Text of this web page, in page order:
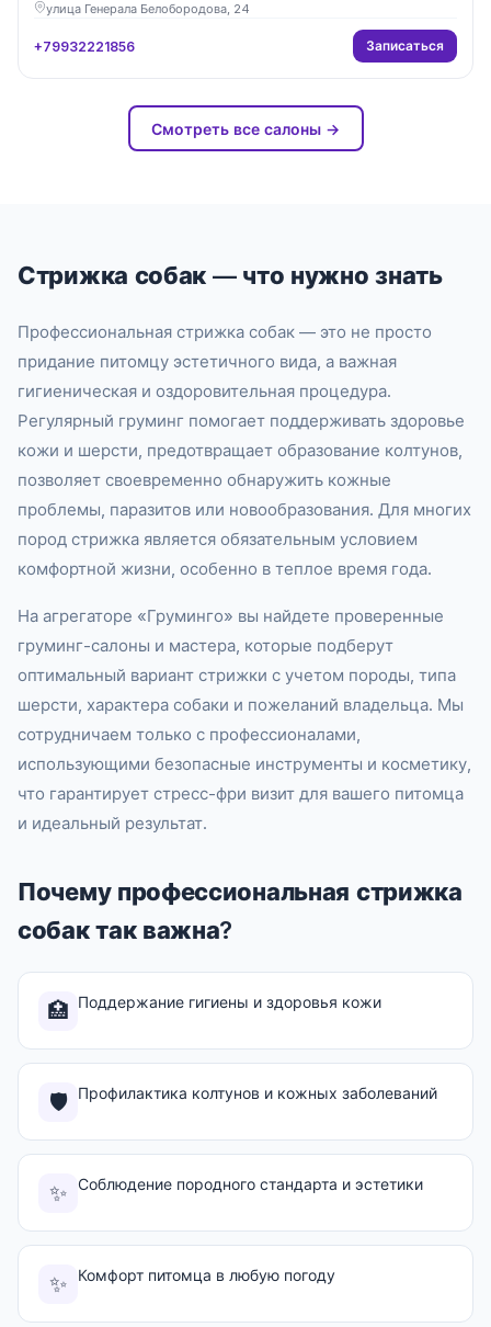
улица Генерала Белобородова, 24
+79932221856 Записаться
Смотреть все салоны →
Стрижка собак — что нужно знать
Профессиональная стрижка собак — это не просто
придание питомцу эстетичного вида, а важная
гигиеническая и оздоровительная процедура.
Регулярный груминг помогает поддерживать здоровье
кожи и шерсти, предотвращает образование колтунов,
позволяет своевременно обнаружить кожные
проблемы, паразитов или новообразования. Для многих
пород стрижка является обязательным условием
комфортной жизни, особенно в теплое время года.
На агрегаторе «Груминго» вы найдете проверенные
груминг-салоны и мастера, которые подберут
оптимальный вариант стрижки с учетом породы, типа
шерсти, характера собаки и пожеланий владельца. Мы
сотрудничаем только с профессионалами,
использующими безопасные инструменты и косметику,
что гарантирует стресс-фри визит для вашего питомца
и идеальный результат.
Почему профессиональная стрижка
собак так важна?
🏥 Поддержание гигиены и здоровья кожи
🛡️ Профилактика колтунов и кожных заболеваний
✨ Соблюдение породного стандарта и эстетики
✨ Комфорт питомца в любую погоду